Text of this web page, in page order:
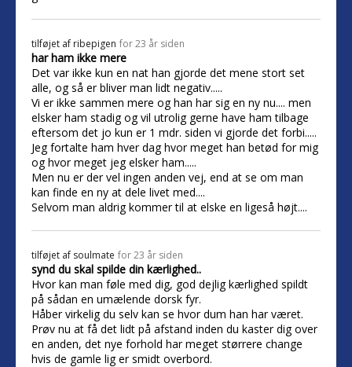
tilføjet af ribepigen for 23 år siden
har ham ikke mere
Det var ikke kun en nat han gjorde det mene stort set
alle, og så er bliver man lidt negativ.....
Vi er ikke sammen mere og han har sig en ny nu.... men
elsker ham stadig og vil utrolig gerne have ham tilbage
eftersom det jo kun er 1 mdr. siden vi gjorde det forbi.....
Jeg fortalte ham hver dag hvor meget han betød for mig
og hvor meget jeg elsker ham.....
Men nu er der vel ingen anden vej, end at se om man
kan finde en ny at dele livet med....
Selvom man aldrig kommer til at elske en ligeså højt....
tilføjet af soulmate for 23 år siden
synd du skal spilde din kærlighed..
Hvor kan man føle med dig, god dejlig kærlighed spildt
på sådan en umælende dorsk fyr.
Håber virkelig du selv kan se hvor dum han har været.
Prøv nu at få det lidt på afstand inden du kaster dig over
en anden, det nye forhold har meget størrere change
hvis de gamle lig er smidt overbord.